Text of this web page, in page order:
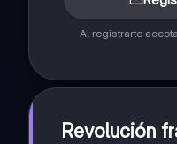
Al registrarte
Revolución